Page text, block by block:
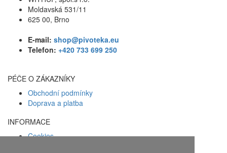
Moldavská 531/11
625 00, Brno
E-mail: shop@pivoteka.eu
Telefon: +420 733 699 250
PÉČE O ZÁKAZNÍKY
Obchodní podmínky
Doprava a platba
INFORMACE
Cookies